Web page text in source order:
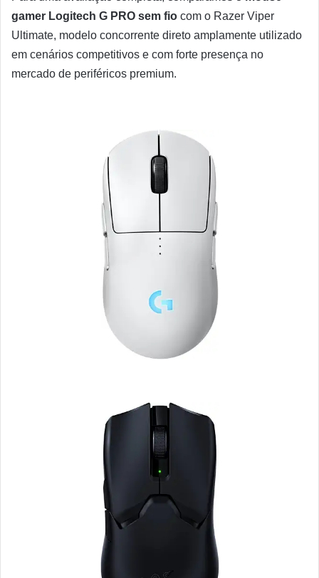
gamer Logitech G PRO sem fio com o Razer Viper
Ultimate, modelo concorrente direto amplamente utilizado
em cenários competitivos e com forte presença no
mercado de periféricos premium.